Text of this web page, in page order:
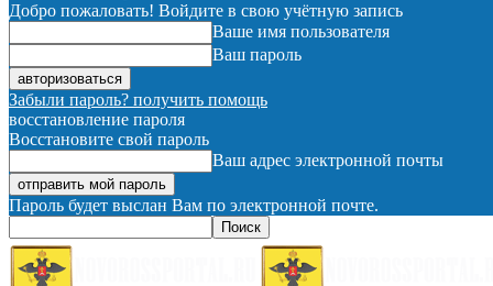
Добро пожаловать! Войдите в свою учётную запись
Ваше имя пользователя
Ваш пароль
Забыли пароль? получить помощь
восстановление пароля
Восстановите свой пароль
Ваш адрес электронной почты
Пароль будет выслан Вам по электронной почте.